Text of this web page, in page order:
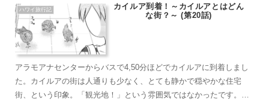
す！
ハワイ旅行記
カイルア到着！～カイルアとはどん
な街？～ (第20話)
アラモアナセンターからバスで4,50分ほどでカイルアに到着しまし
た。カイルアの街は人通りも少なく、とても静かで穏やかな住宅
街、という印象。「観光地！」という雰囲気ではなかったです。